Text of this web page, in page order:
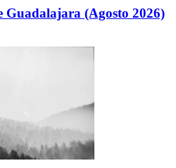
Guadalajara (Agosto 2026)